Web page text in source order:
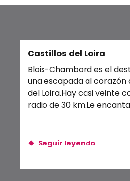
Benjamin Biolay
Agissons pour une Loire
DANAKIL
Rando Vélo : La boucle Blois-
Le chemin de traverse
Castillos del Loira
Blois-Chambord es el
una escapada al corazón
del Loira.Hay casi veinte
radio de 30 km.Le
Seguir leyendo